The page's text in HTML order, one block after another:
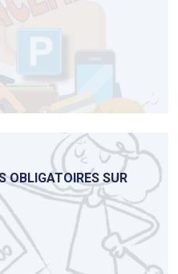
OBLIGATOIRES SUR